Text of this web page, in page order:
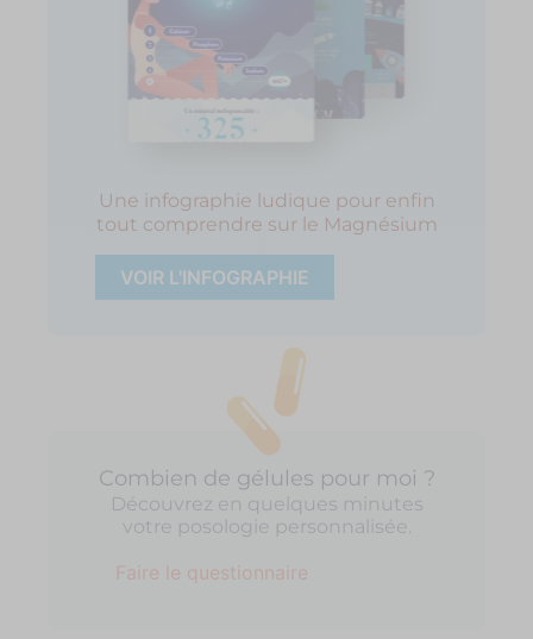
Une infographie ludique pour enfin
tout comprendre sur le Magnésium
VOIR L'INFOGRAPHIE
Combien de gélules pour moi ?
Découvrez en quelques minutes
votre posologie personnalisée.
Faire le questionnaire